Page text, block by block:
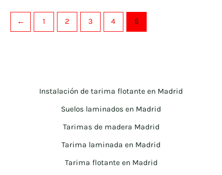
← 1 2 3 4 5
Instalación de tarima flotante en Madrid
Suelos laminados en Madrid
Tarimas de madera Madrid
Tarima laminada en Madrid
Tarima flotante en Madrid